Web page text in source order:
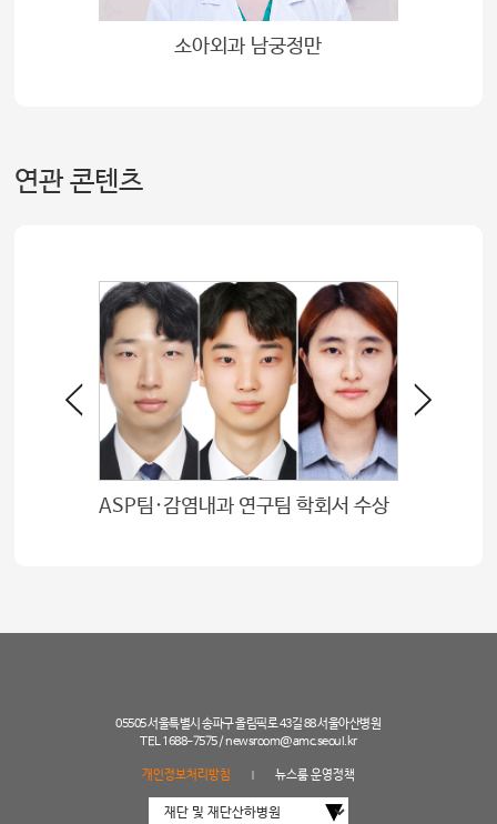
소아외과 남궁정만
연관 콘텐츠
ASP팀·감염내과 연구팀 학회서 수상
05505 서울특별시 송파구 올림픽로 43길 88 서울아산병원
TEL 1688-7575 /newsroom@amc.seoul.kr
개인정보처리방침 뉴스룸 운영정책